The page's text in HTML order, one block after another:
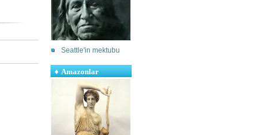
Seattle'in mektubu
♦ Amazonlar